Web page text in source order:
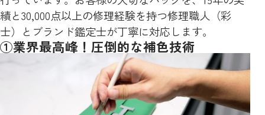
績と30,000点以上の修理経験を持つ修理職人（彩
士）とブランド鑑定士が丁寧に対応します。
①業界最高峰！圧倒的な補色技術